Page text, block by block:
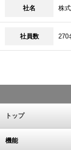
社名 株
社員数 270
トップ
機能